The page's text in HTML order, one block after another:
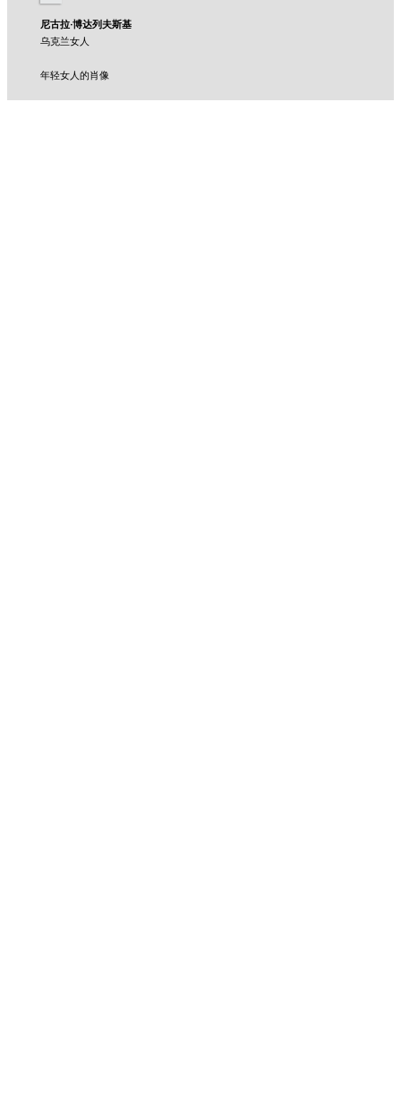
尼古拉·博达列夫斯基
乌克兰女人
年轻女人的肖像